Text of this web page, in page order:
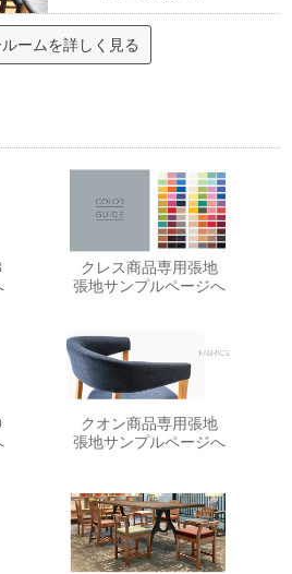
ームを詳しく見る
クレス商品専用張地
張地サンプルページへ
クオン商品専用張地
張地サンプルページへ